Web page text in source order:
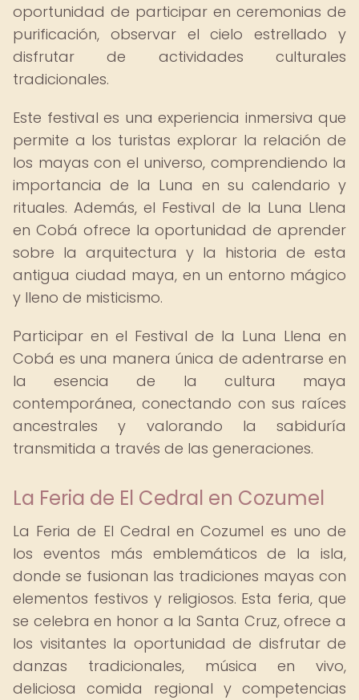
oportunidad de participar en ceremonias de
purificación, observar el cielo estrellado y
disfrutar de actividades culturales
tradicionales.
Este festival es una experiencia inmersiva que
permite a los turistas explorar la relación de
los mayas con el universo, comprendiendo la
importancia de la Luna en su calendario y
rituales. Además, el Festival de la Luna Llena
en Cobá ofrece la oportunidad de aprender
sobre la arquitectura y la historia de esta
antigua ciudad maya, en un entorno mágico
y lleno de misticismo.
Participar en el Festival de la Luna Llena en
Cobá es una manera única de adentrarse en
la esencia de la cultura maya
contemporánea, conectando con sus raíces
ancestrales y valorando la sabiduría
transmitida a través de las generaciones.
La Feria de El Cedral en Cozumel
La Feria de El Cedral en Cozumel es uno de
los eventos más emblemáticos de la isla,
donde se fusionan las tradiciones mayas con
elementos festivos y religiosos. Esta feria, que
se celebra en honor a la Santa Cruz, ofrece a
los visitantes la oportunidad de disfrutar de
danzas tradicionales, música en vivo,
deliciosa comida regional y competencias